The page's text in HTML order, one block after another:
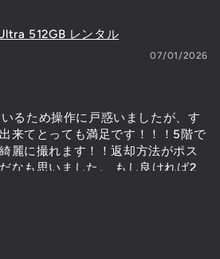
512GB レンタル
07/01/2026
るため操作に戸惑いましたが、す
来てとっても満足です！！！5階で
麗に撮れます！！返却方法がポス
なも思いました。 もし良ければ2